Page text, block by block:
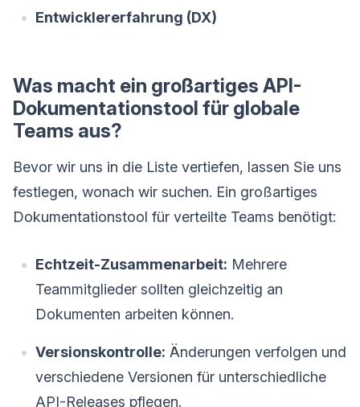
Entwicklererfahrung (DX)
Was macht ein großartiges API-
Dokumentationstool für globale
Teams aus?
Bevor wir uns in die Liste vertiefen, lassen Sie uns
festlegen, wonach wir suchen. Ein großartiges
Dokumentationstool für verteilte Teams benötigt:
Echtzeit-Zusammenarbeit: Mehrere
Teammitglieder sollten gleichzeitig an
Dokumenten arbeiten können.
Versionskontrolle: Änderungen verfolgen und
verschiedene Versionen für unterschiedliche
API-Releases pflegen.